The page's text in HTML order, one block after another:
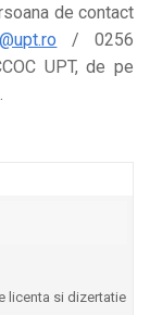
de contact
/ 0256
UPT, de pe
licenta si dizertatie